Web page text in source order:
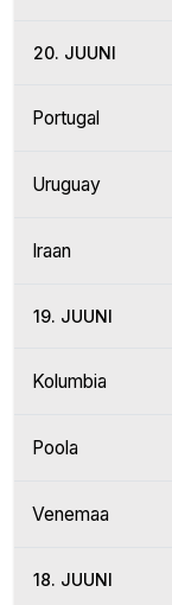
20. JUUNI
Portugal
Uruguay
Iraan
19. JUUNI
Kolumbia
Poola
Venemaa
18. JUUNI